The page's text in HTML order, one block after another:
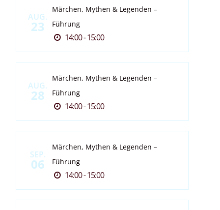
AUG.
23
Märchen, Mythen & Legenden –
Führung
14:00 - 15:00
AUG.
28
Märchen, Mythen & Legenden –
Führung
14:00 - 15:00
SEP.
06
Märchen, Mythen & Legenden –
Führung
14:00 - 15:00